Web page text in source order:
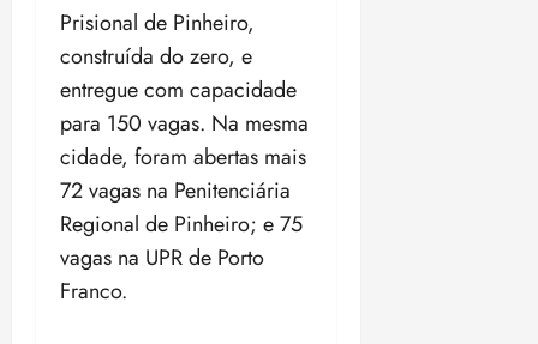
Prisional de Pinheiro,
construída do zero, e
entregue com capacidade
para 150 vagas. Na mesma
cidade, foram abertas mais
72 vagas na Penitenciária
Regional de Pinheiro; e 75
vagas na UPR de Porto
Franco.